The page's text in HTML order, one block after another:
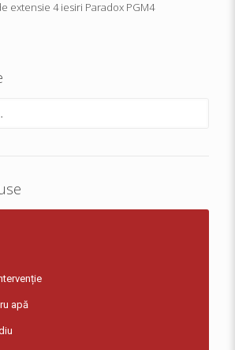
extensie 4 iesiri Paradox PGM4
apă